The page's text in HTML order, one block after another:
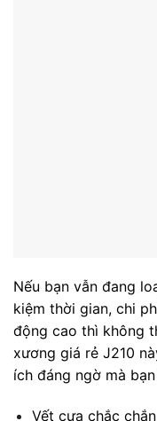
Nếu bạn vẫn đang
kiệm thời gian, chi
động cao thì không
xương giá rẻ J210
ích đáng ngờ mà
Vết cưa chắc